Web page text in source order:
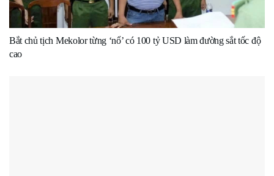
Bắt chủ tịch Mekolor từng ‘nổ’ có 100 tỷ USD làm đường sắt tốc độ
cao